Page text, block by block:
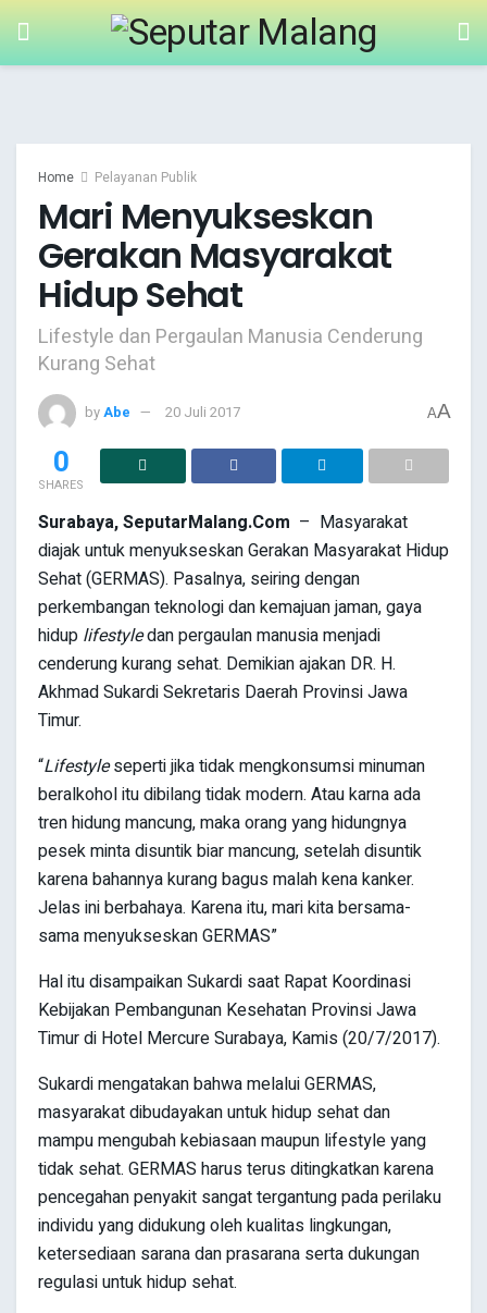
Home Pelayanan Publik
Mari Menyukseskan
Gerakan Masyarakat
Hidup Sehat
Lifestyle dan Pergaulan Manusia Cenderung
Kurang Sehat
byAbe 20 Juli 2017 AA
0
SHARES
Surabaya,SeputarMalang.Com – Masyarakat
diajak untuk menyukseskan Gerakan Masyarakat Hidup
Sehat (GERMAS). Pasalnya, seiring dengan
perkembangan teknologi dan kemajuan jaman, gaya
hidup lifestyledan pergaulan manusia menjadi
cenderung kurang sehat. Demikian ajakan DR. H.
Akhmad Sukardi Sekretaris Daerah Provinsi Jawa
Timur.
“Lifestyleseperti jika tidak mengkonsumsi minuman
beralkohol itu dibilang tidak modern. Atau karna ada
tren hidung mancung, maka orang yang hidungnya
pesek minta disuntik biar mancung, setelah disuntik
karena bahannya kurang bagus malah kena kanker.
Jelas ini berbahaya. Karena itu, mari kita bersama-
sama menyukseskan GERMAS”
Hal itu disampaikan Sukardi saat Rapat Koordinasi
Kebijakan Pembangunan Kesehatan Provinsi Jawa
Timur di Hotel Mercure Surabaya, Kamis (20/7/2017).
Sukardi mengatakan bahwa melalui GERMAS,
masyarakat dibudayakan untuk hidup sehat dan
mampu mengubah kebiasaan maupun lifestyle yang
tidak sehat. GERMAS harus terus ditingkatkan karena
pencegahan penyakit sangat tergantung pada perilaku
individu yang didukung oleh kualitas lingkungan,
ketersediaan sarana dan prasarana serta dukungan
regulasi untuk hidup sehat.